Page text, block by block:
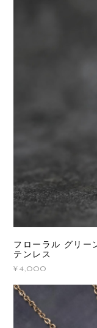
フローラル グリー
テンレス
¥4,000